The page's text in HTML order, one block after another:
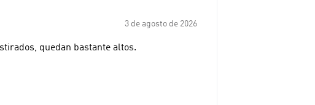
3 de agosto de 2026
quedan bastante altos.